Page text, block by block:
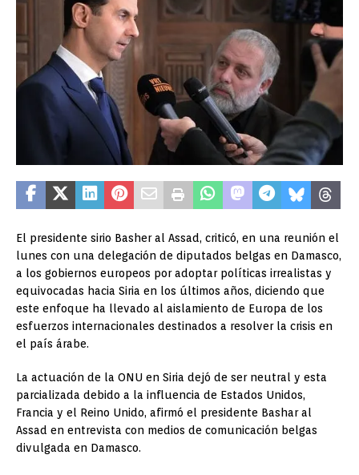
El presidente sirio Basher al Assad, criticó, en una reunión el
lunes con una delegación de diputados belgas en Damasco,
a los gobiernos europeos por adoptar políticas irrealistas y
equivocadas hacia Siria en los últimos años, diciendo que
este enfoque ha llevado al aislamiento de Europa de los
esfuerzos internacionales destinados a resolver la crisis en
el país árabe.
La actuación de la ONU en Siria dejó de ser neutral y esta
parcializada debido a la influencia de Estados Unidos,
Francia y el Reino Unido, afirmó el presidente Bashar al
Assad en entrevista con medios de comunicación belgas
divulgada en Damasco.